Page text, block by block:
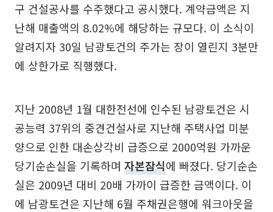
구 건설공사를 수주했다고 공시했다. 계약금액은 지
난해 매출액의 8.02%에 해당하는 규모다. 이 소식이
알려지자 30일 남광토건의 주가는 장이 열린지 3분만
에 상한가로 직행했다.
지난 2008년 1월 대한전선에 인수된 남광토건은 시
공능력 37위의 중견건설사로 지난해 주택사업 미분
양으로 인한 대손상각비 급증으로 2000억원 가까운
당기순손실을 기록하며 자본잠식에 빠졌다. 당기순손
실은 2009년 대비 20배 가까이 급증한 금액이다. 이
에 남광토건은 지난해 6월 주채권은행에 워크아웃을